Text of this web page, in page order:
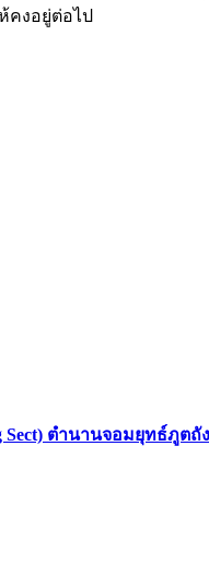
คงอยู่ต่อไป
Sect) ตำนานจอมยุทธ์